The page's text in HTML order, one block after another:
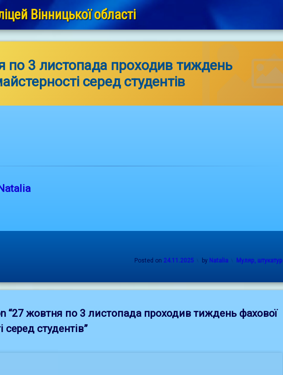
Вінницької області
по 3 листопада проходив тиждень
серед студентів
Posted on 24.11.2025 by Natalia Categories:
Муляр, штукатур
“27 жовтня по 3 листопада проходив тиждень фахової
серед студентів”